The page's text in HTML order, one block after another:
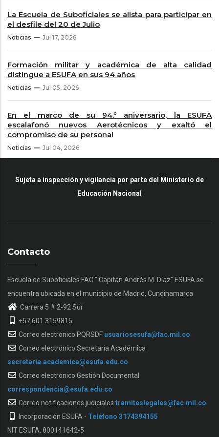
La Escuela de Suboficiales se alista para participar en
el desfile del 20 de Julio
Noticias Jul 17, 2026
Formación militar y académica de alta calidad
distingue a ESUFA en sus 94 años
Noticias Jul 05, 2026
En el marco de su 94.º aniversario, la ESUFA
escalafonó nuevos Aerotécnicos y exaltó el
compromiso de su personal
Noticias Jul 04, 2026
Sujeta a inspección y vigilancia por parte del Ministerio de
Educación Nacional
Contacto
Escuela de Suboficiales FAC " Capitán Andrés M. Díaz" ESUFA se
encuentra ubicada en el municipio de Madrid, Cundinamarca
Carrera 5 # 2-92 Sur
+57 601 3159815
Correo electrónico PQRSDF usuariosesufa@fac.mil.co
Correo electrónico Secretaría Académica
secretaria.academica@esufa.edu.co
Correo electrónico Gestión Documental
correspondencia@esufa.edu.co
Correo notificaciones judiciales tramiteslegales@fac.mil.co
Incorporación ESUFA - Teléfono 3174394155
NIT ESUFA: 800141642-5